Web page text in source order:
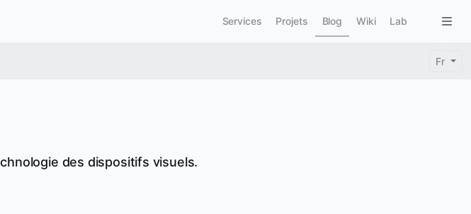
Main navigation
Services Projets Blog Wiki Lab
Fr
des dispositifs visuels.